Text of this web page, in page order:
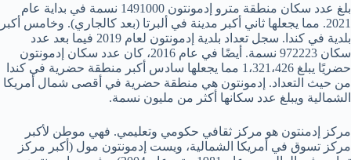
بلغ عدد سكان منطقة مترو إدمونتون 1491000 نسمة في بداية عام
2021. مما يجعلها ثاني أكبر مدينة في ألبرتا (بعد كالجاري). وخامس أكبر
بلدية في كندا. سجل تعداد بلدية إدمونتون لعام 2019 فيما بعد عدد
سكان 972223 نسمة. أيضًا في عام 2016، كان عدد سكان إدمونتون
حضريًا يبلغ 1،321،426 مما يجعلها سادس أكبر منطقة حضرية في كندا
من حيث التعداد. إدمونتون هي منطقة حضرية في أقصى شمال أمريكا
الشمالية ويبلغ عدد سكانها أكثر من مليون نسمة.
مركز إدمنتون هو مركز ثقافي حكومي وتعليمي. فهي موطن لأكبر
مركز تسوق في أمريكا الشمالية، ويست إدمونتون مول (أكبر مركز